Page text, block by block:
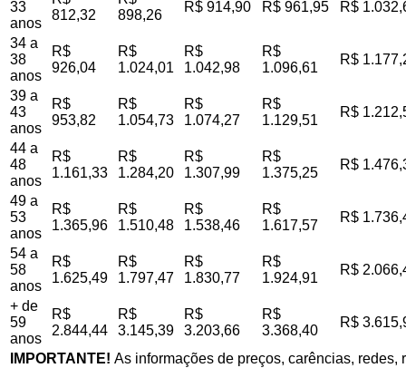
33
anos
812,32
898,26
R$ 914,90 R$ 961,95 R$
34 a
38
anos
R$
926,04
R$
1.024,01
R$
1.042,98
R$
1.096,61
R$
39 a
43
anos
R$
953,82
R$
1.054,73
R$
1.074,27
R$
1.129,51
R$
44 a
48
anos
R$
1.161,33
R$
1.284,20
R$
1.307,99
R$
1.375,25
R$
49 a
53
anos
R$
1.365,96
R$
1.510,48
R$
1.538,46
R$
1.617,57
R$
54 a
58
anos
R$
1.625,49
R$
1.797,47
R$
1.830,77
R$
1.924,91
R$
+ de
59
anos
R$
2.844,44
R$
3.145,39
R$
3.203,66
R$
3.368,40
R$
IMPORTANTE! As informações de preços, carências,